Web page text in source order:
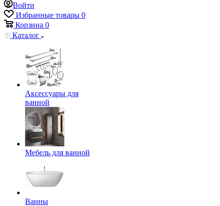
Войти
Избранные товары 0
Корзина 0
Каталог
Аксессуары для
ванной
Мебель для ванной
Ванны